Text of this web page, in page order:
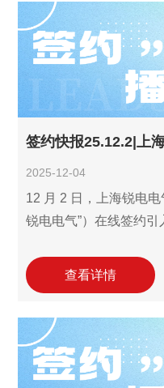
约延续了双方 2023 年
对利驰数字化工具提效
2025-12-04
12 月 2 日，上海锐电
锐电电气”）在线签约
气领域资深企业，公司
压器、防爆电器等产品
元服务，此次引入专
全链条业务的报价流
固在装备制造行业的竞
查看详情